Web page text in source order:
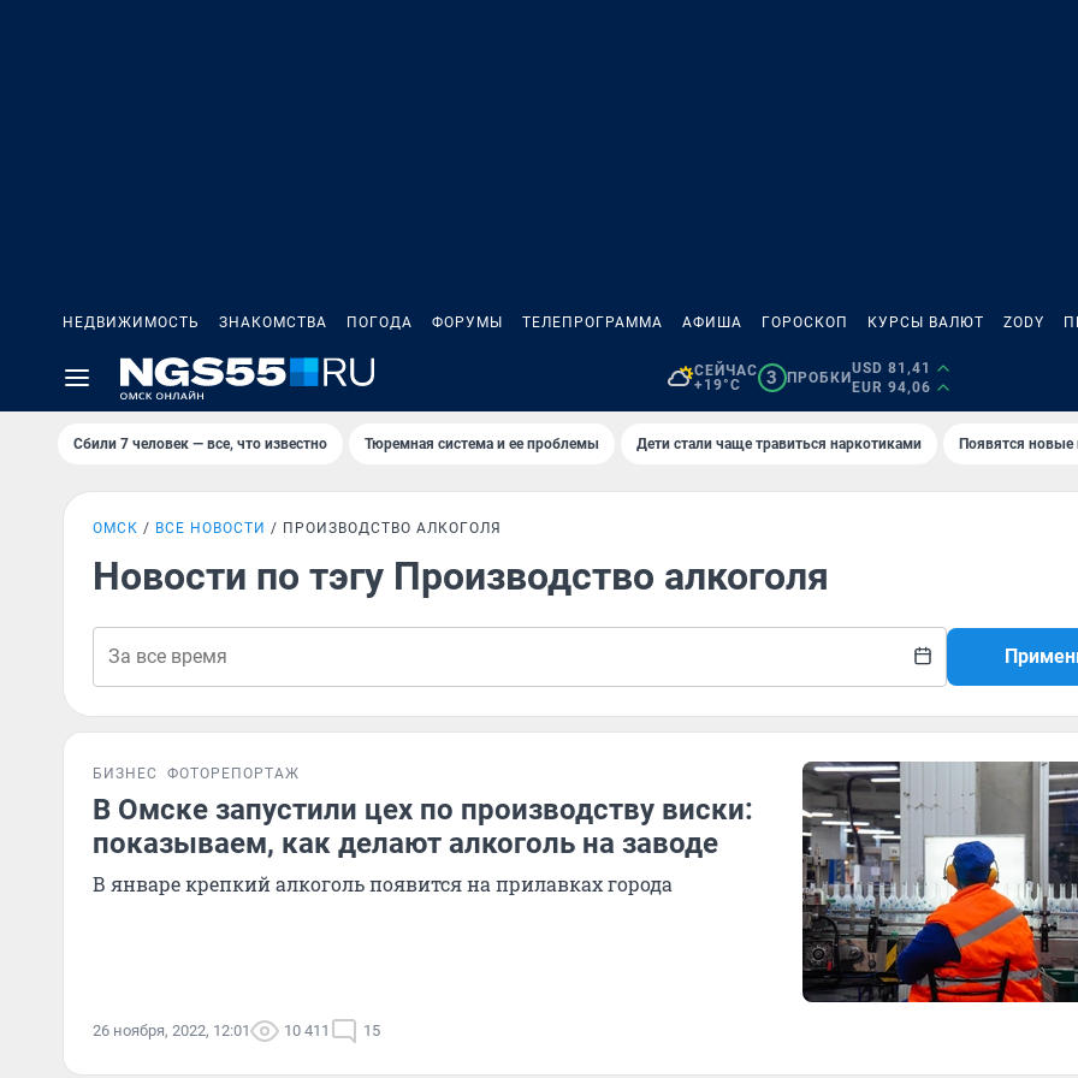
НЕДВИЖИМОСТЬ ЗНАКОМСТВА ПОГОДА ФОРУМЫ ТЕЛЕПРОГРАММА АФИША ГОРОСКОП КУРСЫ ВАЛЮТ ZODY
СЕЙЧАС
+19°C
3 ПРОБКИ
USD 81,41
EUR 94,06
Сбили 7 человек — все, что известно Тюремная система и ее проблемы Дети стали чаще травиться наркотиками Появятся
ОМСК ВСЕ НОВОСТИ ПРОИЗВОДСТВО АЛКОГОЛЯ
Новости по тэгу Производство алкоголя
БИЗНЕС ФОТОРЕПОРТАЖ
В Омске запустили цех по производству виски:
показываем, как делают алкоголь на заводе
В январе крепкий алкоголь появится на прилавках города
26 ноября, 2022, 12:01 10 411 15